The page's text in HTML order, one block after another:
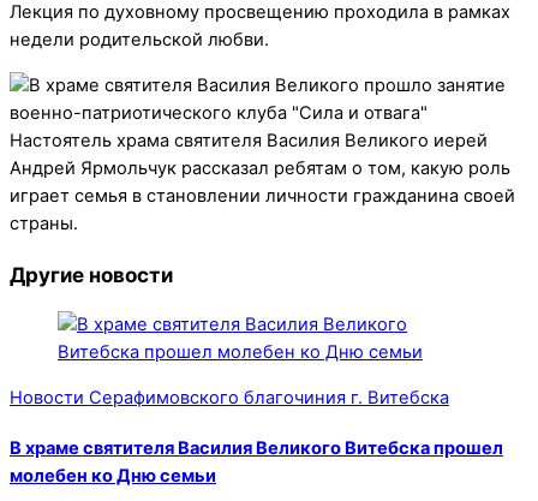
Лекция по духовному просвещению проходила в рамках
недели родительской любви.
Настоятель храма святителя Василия Великого иерей
Андрей Ярмольчук рассказал ребятам о том, какую роль
играет семья в становлении личности гражданина своей
страны.
Другие новости
Новости Серафимовского благочиния г. Витебска
В храме святителя Василия Великого Витебска прошел
молебен ко Дню семьи